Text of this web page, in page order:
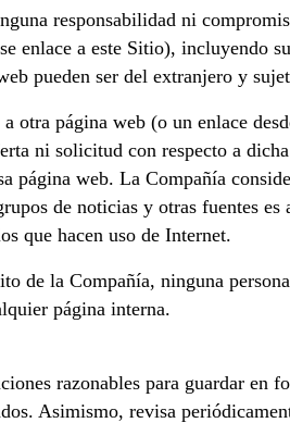
responsabilidad ni
enlace a este Sitio), incluyendo
pueden ser del extranjero y
otra página web (o un enlace
ni solicitud con respecto a
página web. La Compañía
de noticias y otras fuentes
que hacen uso de Internet.
de la Compañía, ninguna
página interna.
razonables para guardar en
Asimismo, revisa